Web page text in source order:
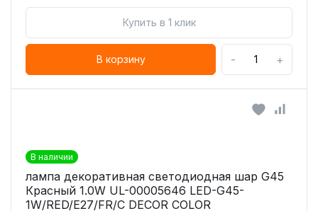
Купить в 1 клик
В корзину - +
В наличии
лампа декоративная светодиодная шар G45
Красный 1.0W UL-00005646 LED-G45-
1W/RED/E27/FR/С DECOR COLOR